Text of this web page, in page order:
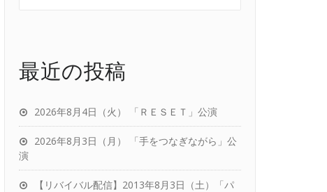
最近の投稿
2026年8月4日（火） 「ＲＥＳＥＴ」公演
2026年8月3日（月） 「手をつなぎながら」公
演
【リバイバル配信】2013年8月3日（土）「パ